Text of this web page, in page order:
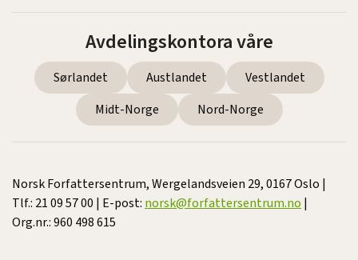
Avdelingskontora våre
Sørlandet Austlandet
Vestlandet
Midt-Norge
Nord-Norge
Norsk Forfattersentrum, Wergelandsveien 29, 0167 Oslo |
Tlf.: 21 09 57 00 | E-post: norsk@forfattersentrum.no |
Org.nr.: 960 498 615